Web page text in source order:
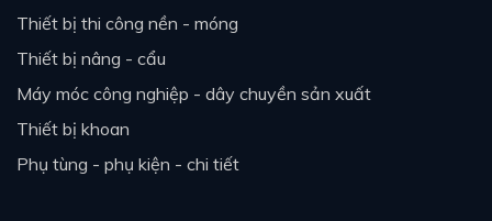
thiết bị thi công nền - móng
thiết bị nâng - cẩu
máy móc công nghiệp - dây chuyền sản xuất
thiết bị khoan
phụ tùng - phụ kiện - chi tiết